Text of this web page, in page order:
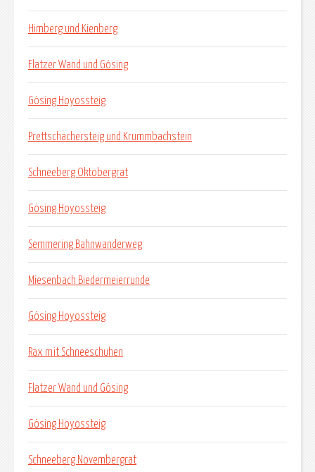
Himberg und Kienberg
Flatzer Wand und Gösing
Gösing Hoyossteig
Prettschachersteig und Krummbachstein
Schneeberg Oktobergrat
Gösing Hoyossteig
Semmering Bahnwanderweg
Miesenbach Biedermeierrunde
Gösing Hoyossteig
Rax mit Schneeschuhen
Flatzer Wand und Gösing
Gösing Hoyossteig
Schneeberg Novembergrat